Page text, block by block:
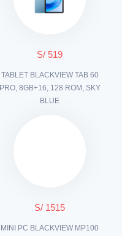
S/ 519
TABLET BLACKVIEW TAB 60
PRO, 8GB+16, 128 ROM, SKY
BLUE
S/ 1515
MINI PC BLACKVIEW MP100